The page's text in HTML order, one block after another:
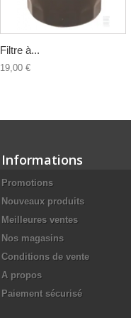
Filtre à...
19,00 €
Informations
Promotions
Nouveaux produits
Meilleures ventes
Nos magasins
Conditions de vente
A propos
Paiement sécurisé